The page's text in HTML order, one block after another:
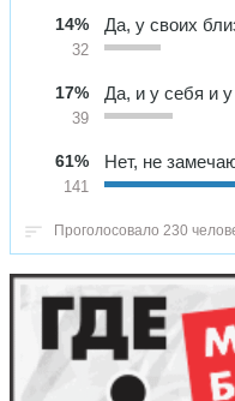
14%
32
Да, у своих
17%
39
Да, и у себя и
61%
141
Нет, не
Проголосовало 230